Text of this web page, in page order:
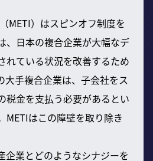
METI）はスピンオフ制度を
、日本の複合企業が大幅なデ
れている状況を改善するため
大手複合企業は、子会社をス
税金を支払う必要があるとい
METIはこの障壁を取り除き
企業とどのようなシナジーを